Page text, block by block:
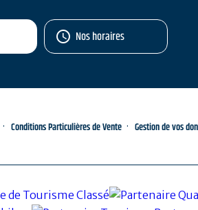
Nos horaires
Conditions Particulières de Vente Gestion de vos